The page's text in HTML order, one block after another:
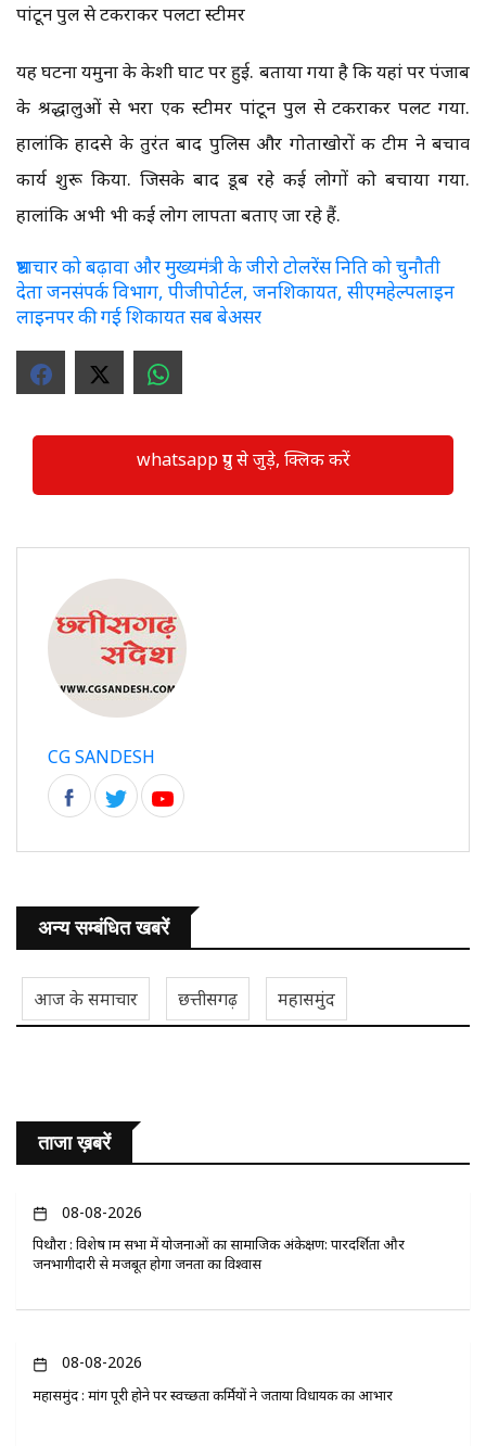
पांटून पुल से टकराकर पलटा स्टीमर
यह घटना यमुना के केशी घाट पर हुई. बताया गया है कि यहां पर पंजाब
के श्रद्धालुओं से भरा एक स्टीमर पांटून पुल से टकराकर पलट गया.
हालांकि हादसे के तुरंत बाद पुलिस और गोताखोरों की टीम ने बचाव
कार्य शुरू किया. जिसके बाद डूब रहे कई लोगों को बचाया गया.
हालांकि अभी भी कई लोग लापता बताए जा रहे हैं.
भ्रष्टाचार को बढ़ावा और मुख्यमंत्री के जीरो टोलरेंस निति को चुनौती
देता जनसंपर्क विभाग, पीजीपोर्टल, जनशिकायत, सीएमहेल्पलाइन
लाइनपर की गई शिकायत सब बेअसर
whatsapp ग्रुप से जुड़े, क्लिक करें
CG SANDESH
अन्य सम्बंधित खबरें
आज के समाचार छत्तीसगढ़ महासमुंद
ताजा ख़बरें
08-08-2026
पिथौरा : विशेष ग्राम सभा में योजनाओं का सामाजिक अंकेक्षण: पारदर्शिता और
जनभागीदारी से मजबूत होगा जनता का विश्वास
08-08-2026
महासमुंद : मांग पूरी होने पर स्वच्छता कर्मियों ने जताया विधायक का आभार